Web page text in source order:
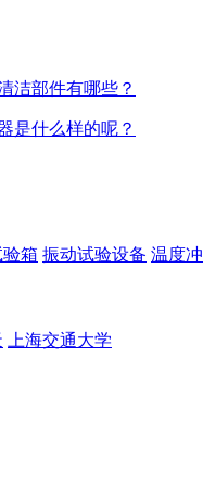
洁部件有哪些？
是什么样的呢？
箱 振动试验设备 温度冲
上海交通大学